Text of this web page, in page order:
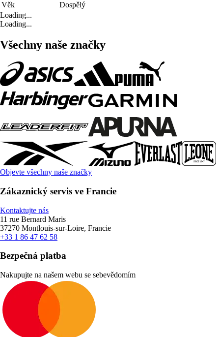
Věk
Dospělý
Loading...
Loading...
Všechny naše značky
Objevte všechny naše značky
Zákaznický servis ve Francie
Kontaktujte nás
11 rue Bernard Maris
37270 Montlouis-sur-Loire, Francie
+33 1 86 47 62 58
Bezpečná platba
Nakupujte na našem webu se sebevědomím